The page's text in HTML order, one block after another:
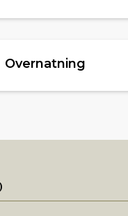
Overnatning